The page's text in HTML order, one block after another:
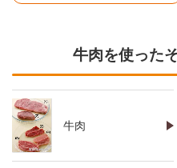
牛肉を使った
牛肉